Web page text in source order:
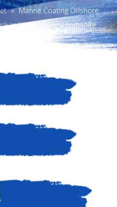
» Marine Coating Offshore
korroosionestopinnoite